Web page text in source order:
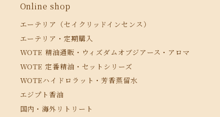
Online shop
エーテリア（セイクリッドインセンス）
エーテリア・定期購入
WOTE 精油通販・ウィズダムオブジアース・アロマ
WOTE 定番精油・セットシリーズ
WOTEハイドロラット・芳香蒸留水
エジプト香油
国内・海外リトリート